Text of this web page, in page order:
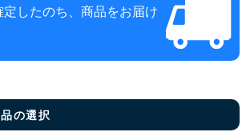
したのち、商品をお届け
の選択